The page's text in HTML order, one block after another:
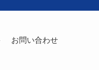
お問い合わせ